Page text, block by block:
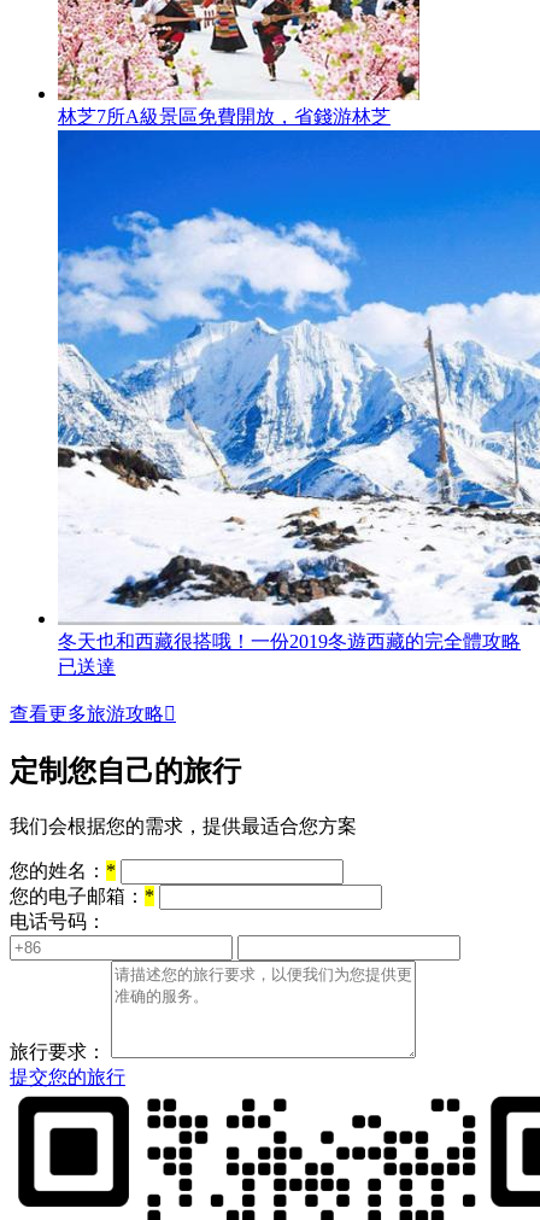
林芝7所A級景區免費開放，省錢游林芝
冬天也和西藏很搭哦！一份2019冬遊西藏的完全體攻略
已送達
查看更多旅游攻略
定制您自己的旅行
我们会根据您的需求，提供最适合您方案
您的姓名： *
您的电子邮箱： *
电话号码：
旅行要求：
提交您的旅行